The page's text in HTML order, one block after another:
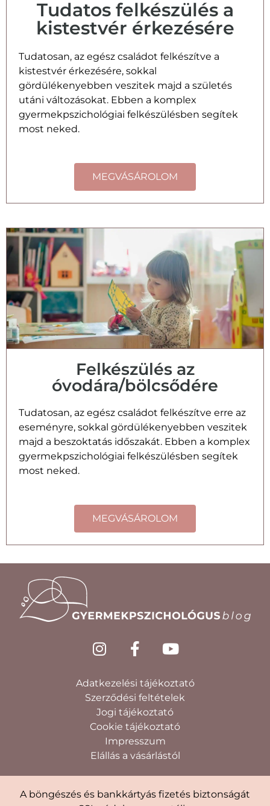
Tudatos felkészülés a
kistestvér érkezésére
Tudatosan, az egész családot felkészítve a
kistestvér érkezésére, sokkal
gördülékenyebben veszitek majd a születés
utáni változásokat. Ebben a komplex
gyermekpszichológiai felkészülésben segítek
most neked.
MEGVÁSÁROLOM
Felkészülés az
óvodára/bölcsődére
Tudatosan, az egész családot felkészítve erre az
eseményre, sokkal gördülékenyebben veszitek
majd a beszoktatás időszakát. Ebben a komplex
gyermekpszichológiai felkészülésben segítek
most neked.
MEGVÁSÁROLOM
Adatkezelési tájékoztató
Szerződési feltételek
Jogi tájékoztató
Cookie tájékoztató
Impresszum
Elállás a vásárlástól
A böngészés és bankkártyás fizetés biztonságát